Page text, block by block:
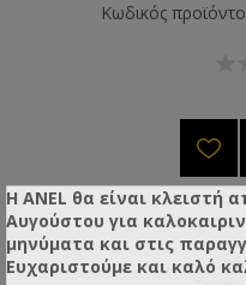
Κωδικός
Η ANEL θα είναι κλειστή
Αυγούστου για
μηνύματα και στις
Ευχαριστούμε και καλό